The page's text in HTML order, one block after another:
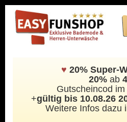
♥ 20% Super-
20%ab
Gutscheincod
+gültig bis 10.08.26
Weitere Infos dazu